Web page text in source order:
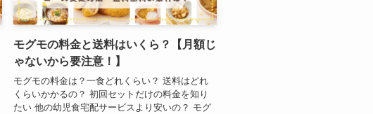
モグモの料金と送料はいくら？【月額じ
ゃないから要注意！】
モグモの料金は？一食どれくらい？ 送料はどれ
くらいかかるの？ 初回セットだけの料金を知り
たい 他の幼児食宅配サービスより安いの？ モグ